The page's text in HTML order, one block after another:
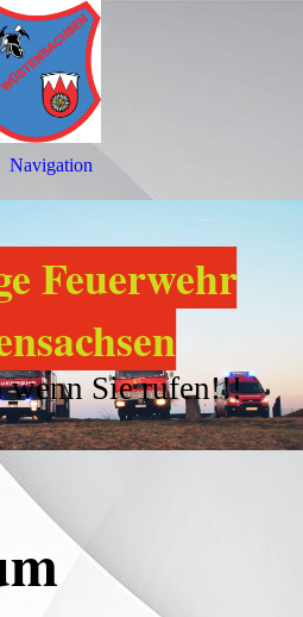
Navigation
Feuerwehr
wenn Sie rufen!!!